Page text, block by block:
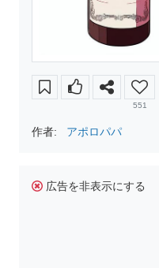
551
作者: アポロパパ
広告を非表示にする